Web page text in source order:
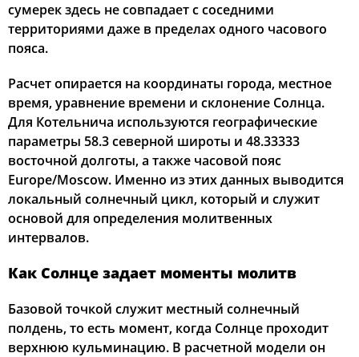
17, Пн 01:53 04:13 11:51 15:53 19:28
18, Вт
19, Ср 01:54 04:17 11:50 15:50 19:22 21:36
20, Чт 01:55 04:19 11:50 15:49 19:20 21:35
21, Пт 01:56 04:21 11:50 15:47 19:17
22, Сб 01:57 04:24 11:50 15:46 19:14 21:32
23, Вс 01:58 04:26 11:49 15:44 19:12
26, Ср 02:03 04:32 11:49 15:40 19:03 21:19
сумерек здесь не совпадает с соседними
территориями даже в пределах одного часового
пояса.
Расчет опирается на координаты города, местное
время, уравнение времени и склонение Солнца.
Для Котельнича используются географические
параметры 58.3 северной широты и 48.33333
восточной долготы, а также часовой пояс
Europe/Moscow. Именно из этих данных выводится
локальный солнечный цикл, который и служит
основой для определения молитвенных
интервалов.
Как Солнце задает моменты молитв
Базовой точкой служит местный солнечный
полдень, то есть момент, когда Солнце проходит
верхнюю кульминацию. В расчетной модели он